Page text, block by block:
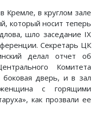
Кремле, в круглом зале
который носит теперь
шло заседание IX
Секретарь ЦК
делал отчет об
Комитета
боковая дверь, и в зал
с горящими
как прозвали ее